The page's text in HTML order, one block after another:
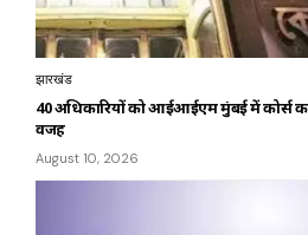
झारखंड
40 अधिकारियों को आईआईएम मुंबई में कोर्स
वजह
August 10, 2026